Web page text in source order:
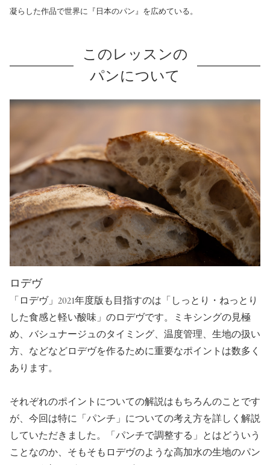
凝らした作品で世界に『日本のパン』を広めている。
このレッスンの
パンについて
ロデヴ
「ロデヴ」2021年度版も目指すのは「しっとり・ねっとり
した食感と軽い酸味」のロデヴです。ミキシングの見極
め、バシュナージュのタイミング、温度管理、生地の扱い
方、などなどロデヴを作るために重要なポイントは数多く
あります。
それぞれのポイントについての解説はもちろんのことです
が、今回は特に「パンチ」についての考え方を詳しく解説
していただきました。「パンチで調整する」とはどういう
ことなのか、そもそもロデヴのような高加水の生地のパン